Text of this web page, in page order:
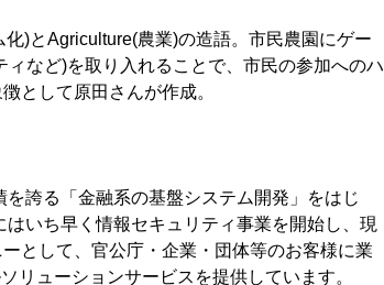
)とAgriculture(農業)の造語。市民農園にゲー
など)を取り入れることで、市民の参加へのハ
として原田さんが作成。
誇る「金融系の基盤システム開発」をはじ
いち早く情報セキュリティ事業を開始し、現
として、官公庁・企業・団体等のお客様に業
リューションサービスを提供しています。